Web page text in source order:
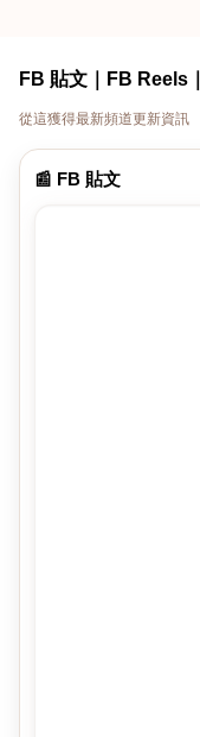
FB 貼文｜FB Reels
從這獲得最新頻道更新資訊
📰 FB 貼文